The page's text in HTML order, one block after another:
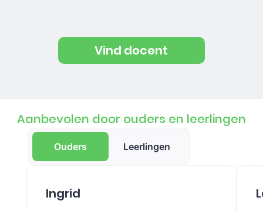
Vind docent
Aanbevolen door ouders en leerlingen
Ouders Leerlingen
Ingrid